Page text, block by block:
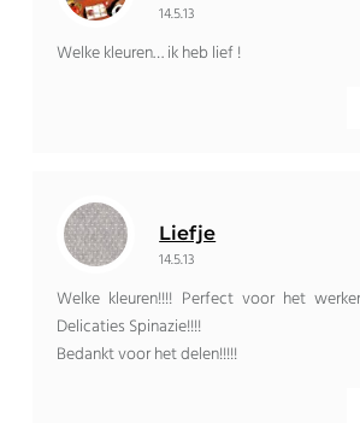
14.5.13
Welke kleuren… ik heb lief !
Liefje
14.5.13
Welke kleuren!!!! Perfect voor het
Delicaties Spinazie!!!!
Bedankt voor het delen!!!!!